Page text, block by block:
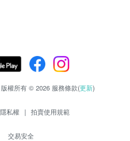
權所有 © 2026 服務條款(更新)
隱私權 | 拍賣使用規範
交易安全